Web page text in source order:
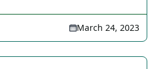
March 24, 2023